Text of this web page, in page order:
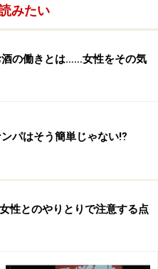
があるからね。わざわざ
は少ない、と。
。いま話したのはあくま
て、『
など大人系のクラブは、イ
す。
たら踊りにくいしダルい
いう若いコたちが多く集
のクラブは「浴衣着てる
スゴくない？」っていう
みたい
の働きとは……女性をその気
パはそう簡単じゃない⁉︎
性とのやりとりで注意する点